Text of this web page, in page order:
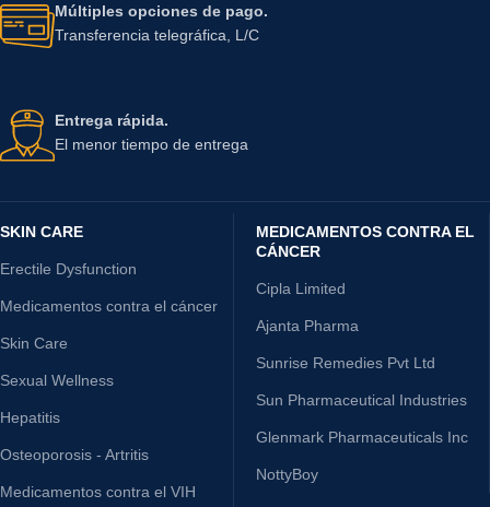
Múltiples opciones de pago.
Transferencia telegráfica, L/C
Entrega rápida.
El menor tiempo de entrega
SKIN CARE
Erectile Dysfunction
Medicamentos contra el cáncer
Skin Care
Sexual Wellness
Hepatitis
Osteoporosis - Artritis
Medicamentos contra el VIH
MEDICAMENTOS CONTRA EL
CÁNCER
Cipla Limited
Ajanta Pharma
Sunrise Remedies Pvt Ltd
Sun Pharmaceutical Industries
Glenmark Pharmaceuticals Inc
NottyBoy